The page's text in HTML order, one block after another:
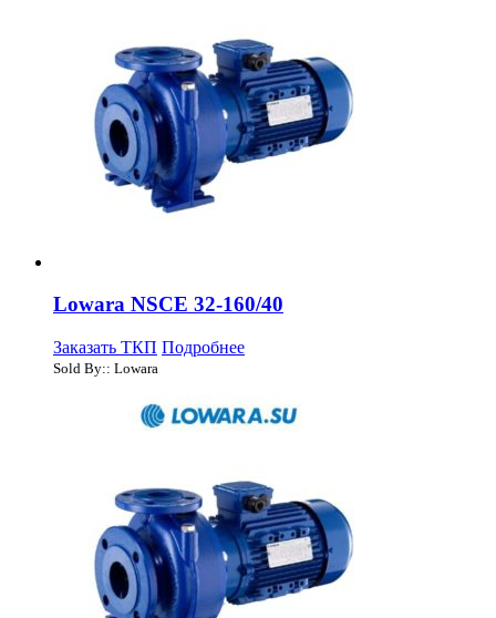
Lowara NSCE 32-160/40
Заказать ТКП Подробнее
Sold By:: Lowara